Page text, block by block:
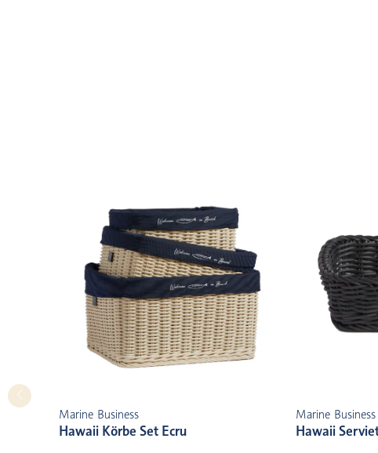
Marine Business
Hawaii Körbe Set Ecru
Marine Business
Hawaii